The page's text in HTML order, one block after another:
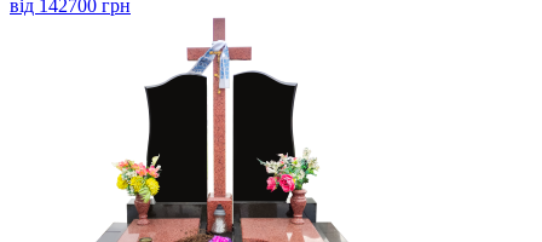
від 142700 грн